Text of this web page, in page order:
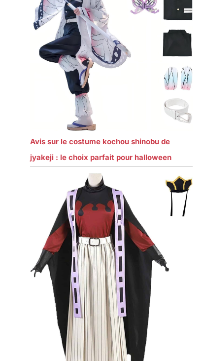
Avis sur le costume kochou shinobu de
jyakeji : le choix parfait pour halloween